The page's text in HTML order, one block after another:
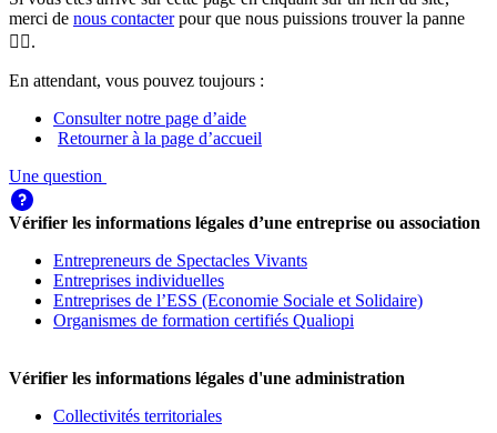
merci de nous contacterpour que nous puissions trouver la panne
🕵️‍♀️.
En attendant, vous pouvez toujours :
Consulter notre page d’aide
Retourner à la page d’accueil
Une question
Vérifier les informations légales d’une entreprise ou association
Entrepreneurs de Spectacles Vivants
Entreprises individuelles
Entreprises de l’ESS (Economie Sociale et Solidaire)
Organismes de formation certifiés Qualiopi
Vérifier les informations légales d'une administration
Collectivités territoriales